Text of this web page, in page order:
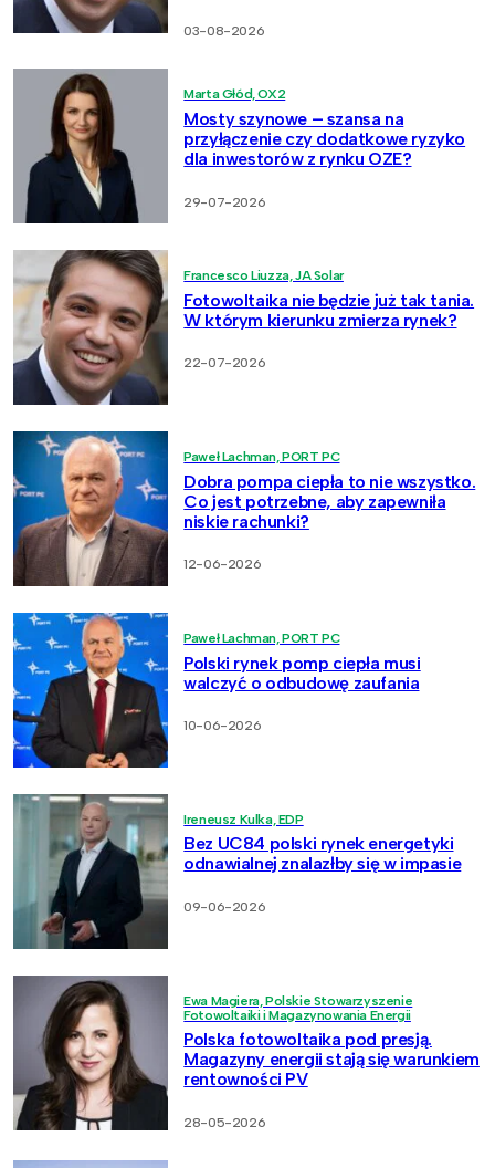
03-08-2026
Marta Głód, OX2
Mosty szynowe – szansa na
przyłączenie czy dodatkowe ryzyko
dla inwestorów z rynku OZE?
29-07-2026
Francesco Liuzza, JA Solar
Fotowoltaika nie będzie już tak tania.
W którym kierunku zmierza rynek?
22-07-2026
Paweł Lachman, PORT PC
Dobra pompa ciepła to nie wszystko.
Co jest potrzebne, aby zapewniła
niskie rachunki?
12-06-2026
Paweł Lachman, PORT PC
Polski rynek pomp ciepła musi
walczyć o odbudowę zaufania
10-06-2026
Ireneusz Kulka, EDP
Bez UC84 polski rynek energetyki
odnawialnej znalazłby się w impasie
09-06-2026
Ewa Magiera, Polskie Stowarzyszenie
Fotowoltaiki i Magazynowania Energii
Polska fotowoltaika pod presją.
Magazyny energii stają się warunkiem
rentowności PV
28-05-2026